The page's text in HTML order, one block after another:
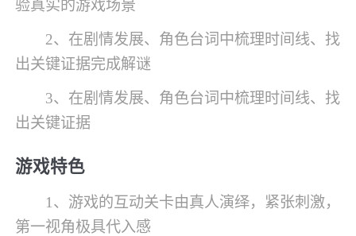
验真实的游戏场景
2、在剧情发展、角色台词中梳理时间线、找
出关键证据完成解谜
3、在剧情发展、角色台词中梳理时间线、找
出关键证据
游戏特色
1、游戏的互动关卡由真人演绎，紧张刺激，
第一视角极具代入感